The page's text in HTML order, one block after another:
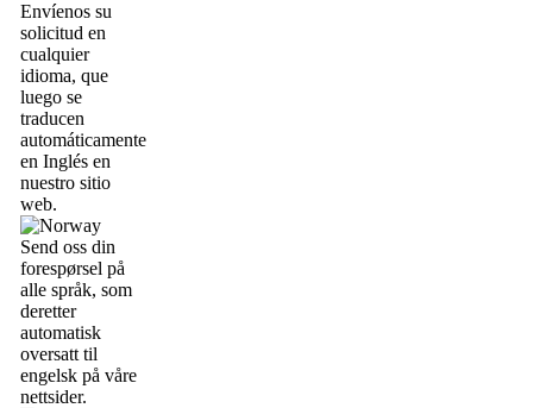
Envíenos su
solicitud en
cualquier
idioma, que
luego se
traducen
automáticamente
en Inglés en
nuestro sitio
web.
Send oss din
forespørsel på
alle språk, som
deretter
automatisk
oversatt til
engelsk på våre
nettsider.